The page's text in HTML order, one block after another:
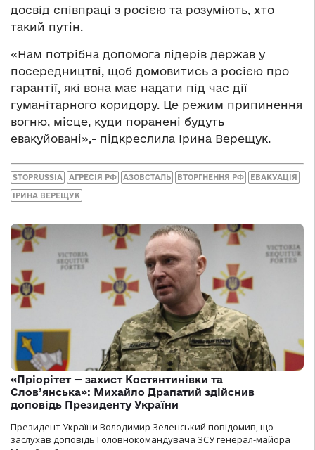
досвід співпраці з росією та розуміють, хто
такий путін.
«Нам потрібна допомога лідерів держав у
посередництві, щоб домовитись з росією про
гарантії, які вона має надати під час дії
гуманітарного коридору. Це режим припинення
вогню, місце, куди поранені будуть
евакуйовані»,- підкреслила Ірина Верещук.
STOPRUSSIA АГРЕСІЯ РФ АЗОВСТАЛЬ ВТОРГНЕННЯ РФ ЕВАКУАЦІЯ
ІРИНА ВЕРЕЩУК
«Пріорітет — захист Костянтинівки та
Слов’янська»: Михайло Драпатий здійснив
доповідь Президенту України
Президент України Володимир Зеленський повідомив, що
заслухав доповідь Головнокомандувача ЗСУ генерал-майора